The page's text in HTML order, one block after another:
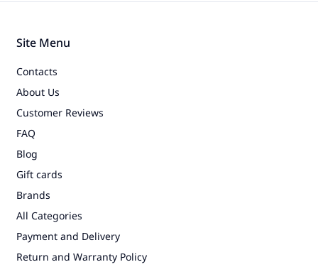
Site Menu
Contacts
About Us
Customer Reviews
FAQ
Blog
Gift cards
Brands
All Categories
Payment and Delivery
Return and Warranty Policy